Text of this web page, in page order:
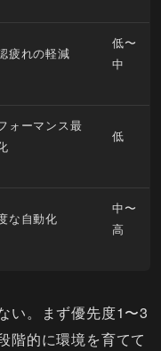
疲れの軽減
低〜
中
ォーマンス最
低
な自動化
中〜
高
い。まず優先度1〜3
階的に環境を育てて